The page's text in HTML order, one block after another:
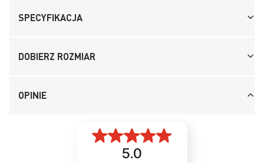
SPECYFIKACJA
DOBIERZ ROZMIAR
OPINIE
5.0